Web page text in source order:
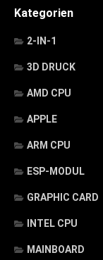
Kategorien
2-IN-1
3D DRUCK
AMD CPU
APPLE
ARM CPU
ESP-MODUL
GRAPHIC CARD
INTEL CPU
MAINBOARD